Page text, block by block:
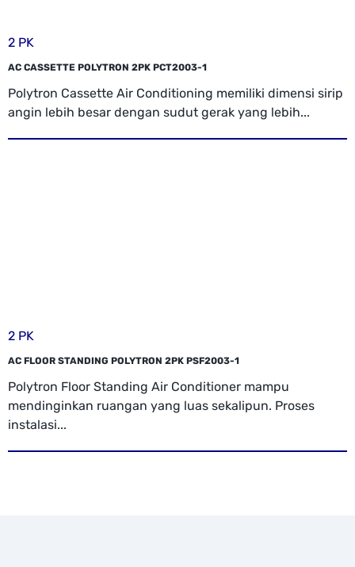
2 PK
AC CASSETTE POLYTRON 2PK PCT2003-1
Polytron Cassette Air Conditioning memiliki dimensi sirip
angin lebih besar dengan sudut gerak yang lebih...
2 PK
AC FLOOR STANDING POLYTRON 2PK PSF2003-1
Polytron Floor Standing Air Conditioner mampu
mendinginkan ruangan yang luas sekalipun. Proses
instalasi...